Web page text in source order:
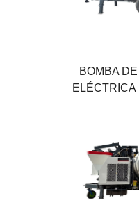
BOMBA
ELÉCTRICA
Máxima
110 KW
Poder
92 KW
Salida